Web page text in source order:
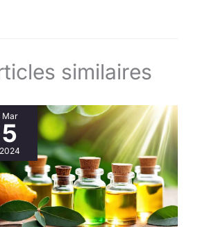
similaires
Mar
5
2024